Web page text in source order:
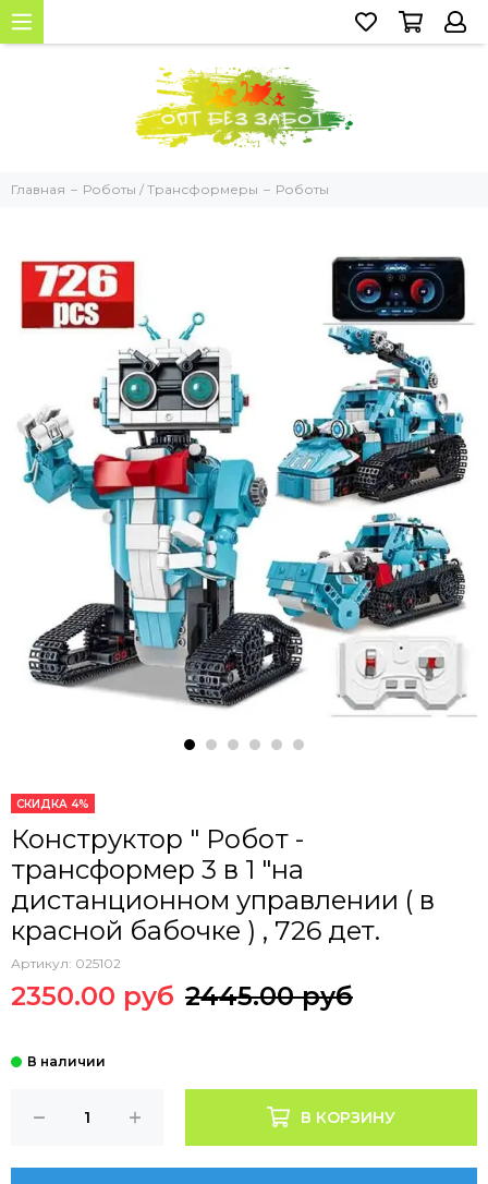
Главная Роботы / Трансформеры Роботы
СКИДКА 4%
Конструктор " Робот -
трансформер 3 в 1 "на
дистанционном управлении ( в
красной бабочке ) , 726 дет.
Артикул: 025102
2350.00 руб 2445.00 руб
В КОРЗИНУ